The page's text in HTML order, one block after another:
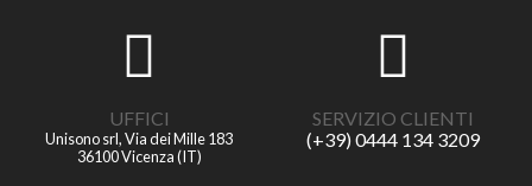
UFFICI
Unisono srl, Via dei Mille 183
36100 Vicenza (IT)
SERVIZIO CLIENTI
(+39) 0444 134 3209